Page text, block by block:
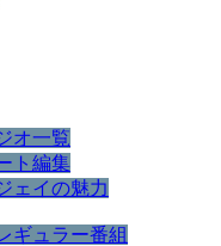
オ一覧
ト編集
ェイの魅力
ギュラー番組